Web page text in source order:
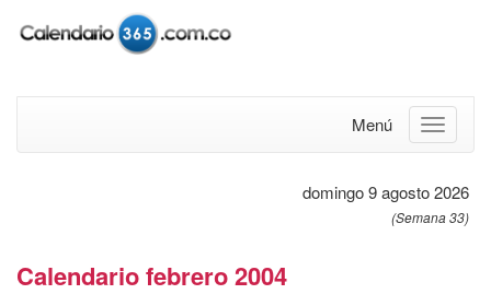
Menú
domingo 9 agosto 2026
(Semana 33)
Calendario febrero 2004